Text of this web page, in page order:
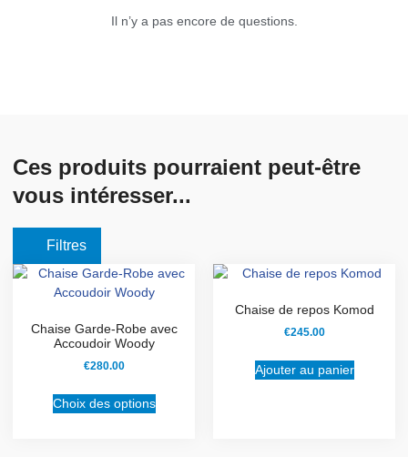
Il n’y a pas encore de questions.
Ces produits pourraient peut-être
vous intéresser...
Filtres
Chaise Garde-Robe avec
Accoudoir Woody
€280.00
Choix des options
Chaise de repos Komod
€245.00
Ajouter au panier